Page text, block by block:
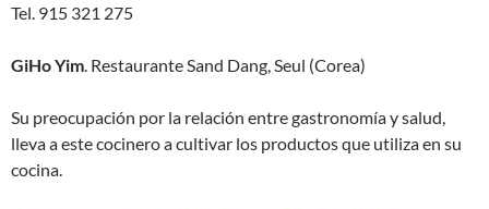
Tel. 915 321 275
GiHo Yim. Restaurante Sand Dang, Seul (Corea)
Su preocupación por la relación entre gastronomía y salud,
lleva a este cocinero a cultivar los productos que utiliza en su
cocina.